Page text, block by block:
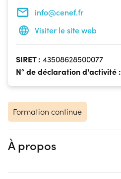
info@cenef.fr
Visiter le site web
SIRET : 43508628500077
N° de déclaration d'activité :
Formation continue
À propos